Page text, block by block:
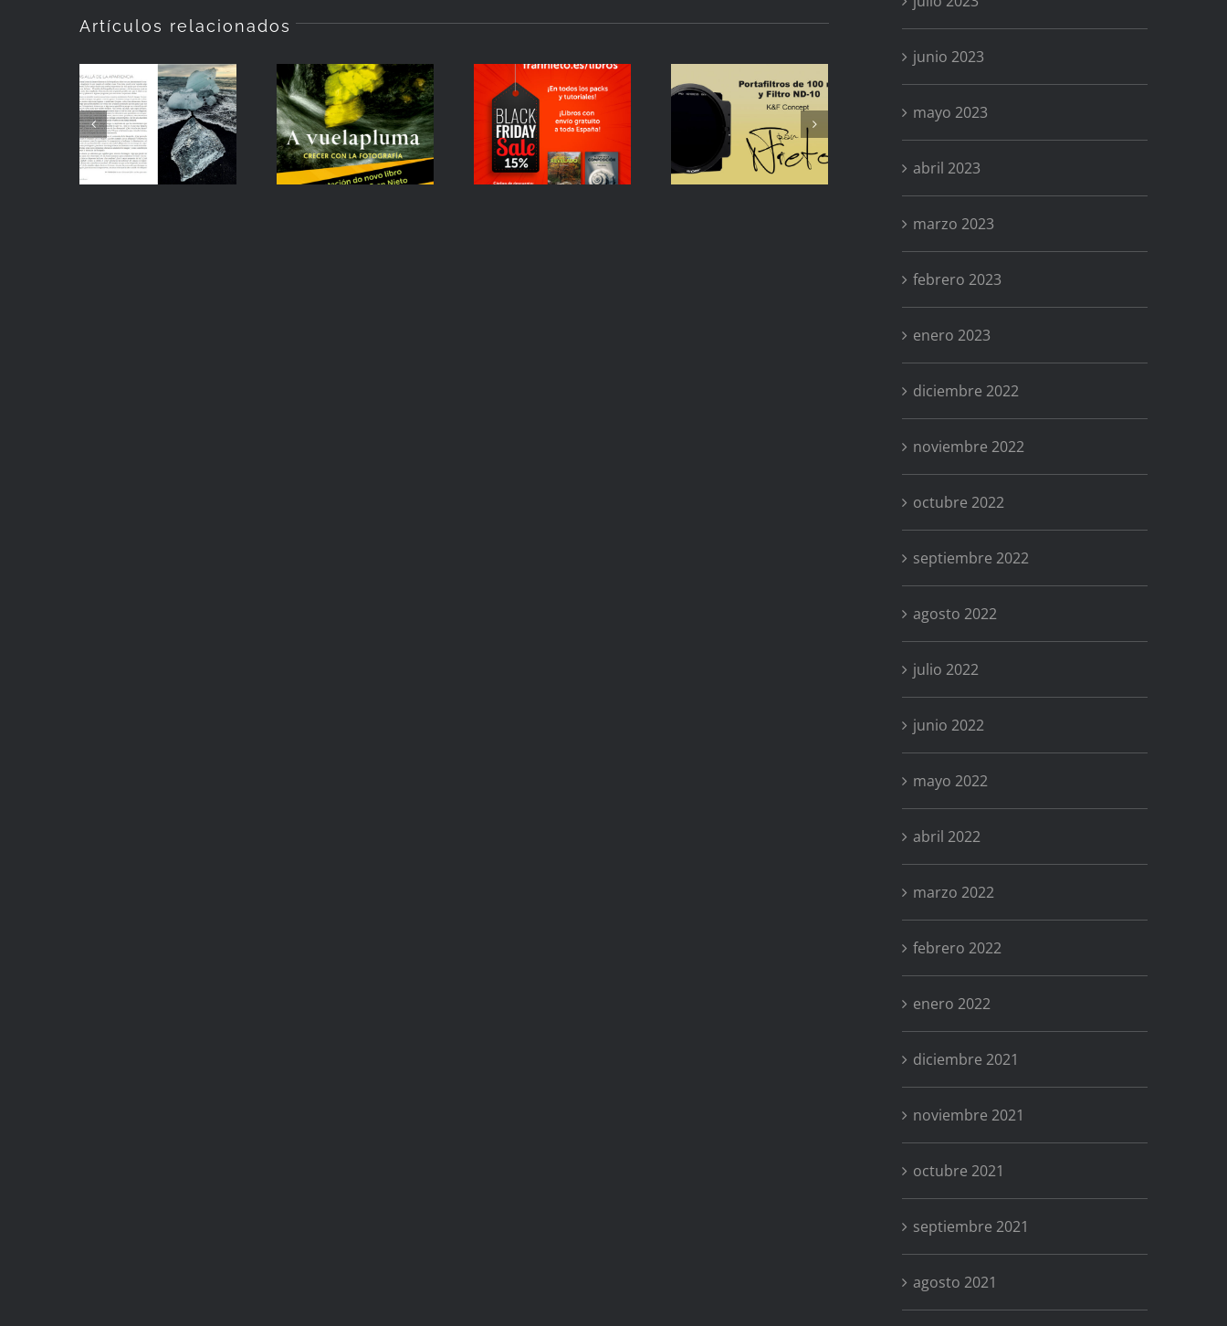
Artículos relacionados
Primeras
impresiones
¡Ya tengo
en casa mi
nuevo
libro!
¡Descuentos
en mi web!
Portafiltros
y ND-10 de
K&F
junio 2023
mayo 2023
abril 2023
marzo 2023
febrero 2023
enero 2023
diciembre 2022
noviembre 2022
octubre 2022
septiembre 2022
agosto 2022
julio 2022
junio 2022
mayo 2022
abril 2022
marzo 2022
febrero 2022
enero 2022
diciembre 2021
noviembre 2021
octubre 2021
septiembre 2021
agosto 2021